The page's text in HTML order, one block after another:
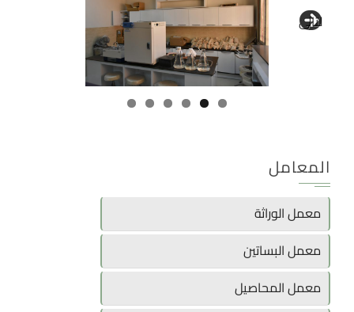
التالى
المعامل
معمل الوراثة
معمل البساتين
معمل المحاصيل